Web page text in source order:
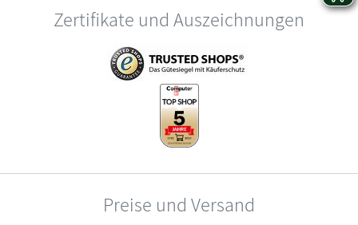
Zertifikate und Auszeichnungen
Preise und Versand